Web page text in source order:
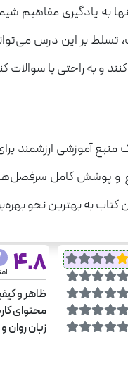
سیگنال ۲۰ شیمی ۳ نه تنها
بر این درس
و به راحتی با سوالات
"سیگنال ۲۰ شیمی ۳" یک
و پوشش کامل سرفصل‌ها،
کتاب به بهترین نحو
4.8
ظاهر و
محتوای
زبان روان